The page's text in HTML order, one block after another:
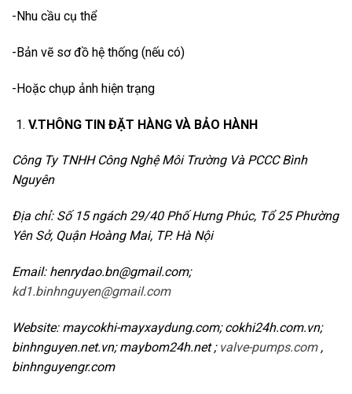
-Nhu cầu cụ thể
-Bản vẽ sơ đồ hệ thống (nếu có)
-Hoặc chụp ảnh hiện trạng
V.THÔNG TIN ĐẶT HÀNG VÀ BẢO HÀNH
Công Ty TNHH Công Nghệ Môi Trường Và PCCC Bình
Nguyên
Địa chỉ: Số 15 ngách 29/40 Phố Hưng Phúc, Tổ 25 Phường
Yên Sở, Quận Hoàng Mai, TP. Hà Nội
Email: henrydao.bn@gmail.com;
kd1.binhnguyen@gmail.com
Website: maycokhi-mayxaydung.com; cokhi24h.com.vn;
binhnguyen.net.vn; maybom24h.net ; valve-pumps.com,
binhnguyengr.com